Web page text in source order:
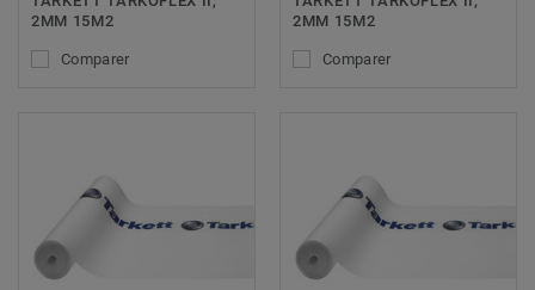
2MM 15M2
Comparer
2MM 15M2
Comparer